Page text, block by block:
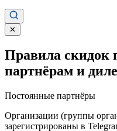
✕
Правила скидок
партнёрам и
Постоянные партнёры
Организации (группы
зарегистрированы в